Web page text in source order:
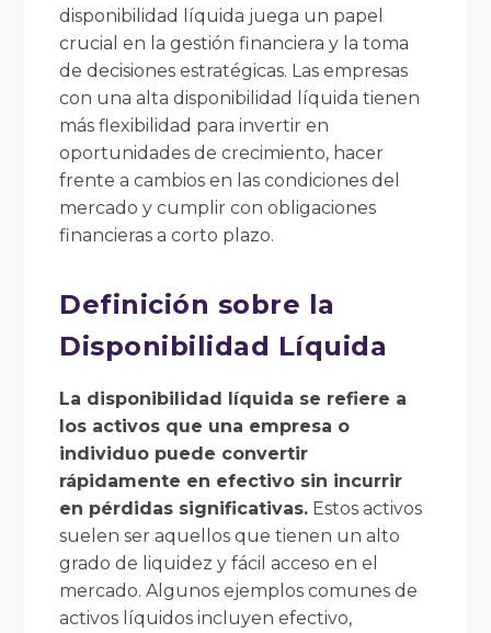
disponibilidad líquida juega un papel
crucial en la gestión financiera y la toma
de decisiones estratégicas. Las empresas
con una alta disponibilidad líquida tienen
más flexibilidad para invertir en
oportunidades de crecimiento, hacer
frente a cambios en las condiciones del
mercado y cumplir con obligaciones
financieras a corto plazo.
Definición sobre la
Disponibilidad Líquida
La disponibilidad líquida se refiere a
los activos que una empresa o
individuo puede convertir
rápidamente en efectivo sin incurrir
en pérdidas significativas. Estos activos
suelen ser aquellos que tienen un alto
grado de liquidez y fácil acceso en el
mercado. Algunos ejemplos comunes de
activos líquidos incluyen efectivo,